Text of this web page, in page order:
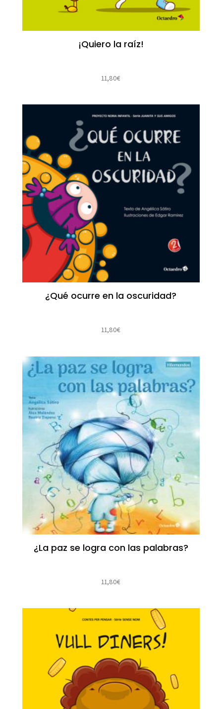
¡Quiero la raíz!
11,80€
¿Qué ocurre en la oscuridad?
11,80€
¿La paz se logra con las palabras?
11,80€